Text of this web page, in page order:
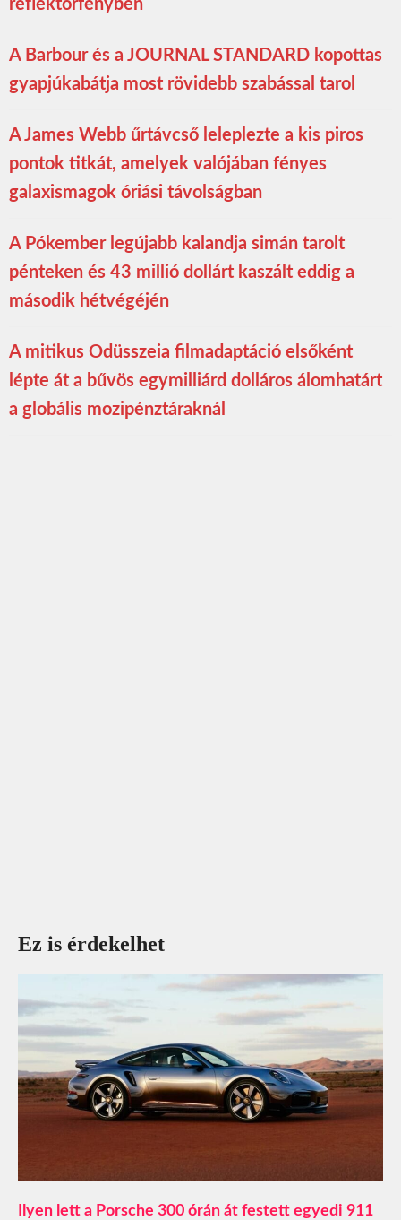
reflektorfényben
A Barbour és a JOURNAL STANDARD kopottas
gyapjúkabátja most rövidebb szabással tarol
A James Webb űrtávcső leleplezte a kis piros
pontok titkát, amelyek valójában fényes
galaxismagok óriási távolságban
A Pókember legújabb kalandja simán tarolt
pénteken és 43 millió dollárt kaszált eddig a
második hétvégéjén
A mitikus Odüsszeia filmadaptáció elsőként
lépte át a bűvös egymilliárd dolláros álomhatárt
a globális mozipénztáraknál
Ez is érdekelhet
Ilyen lett a Porsche 300 órán át festett egyedi 911